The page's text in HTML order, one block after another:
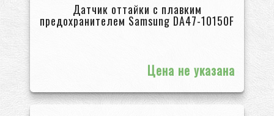
Датчик оттайки с плавким
предохранителем Samsung DA47-10150F
Цена не указана